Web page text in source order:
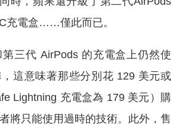
充電盒……僅此而已。
三代 AirPods 的充電盒上仍然使
這意味著那些分別花 129 美元或
Lightning 充電盒為 179 美元）購
將只能使用過時的技術。此外，售